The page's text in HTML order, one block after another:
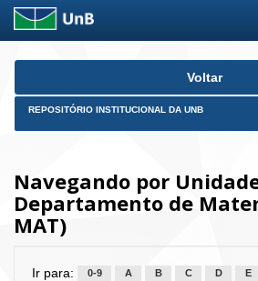
Skip
Voltar
REPOSITÓRIO INSTITUCIONAL DA UNB
Navegando por
Departamento de
MAT)
Ir para: 0-9 A B C D E